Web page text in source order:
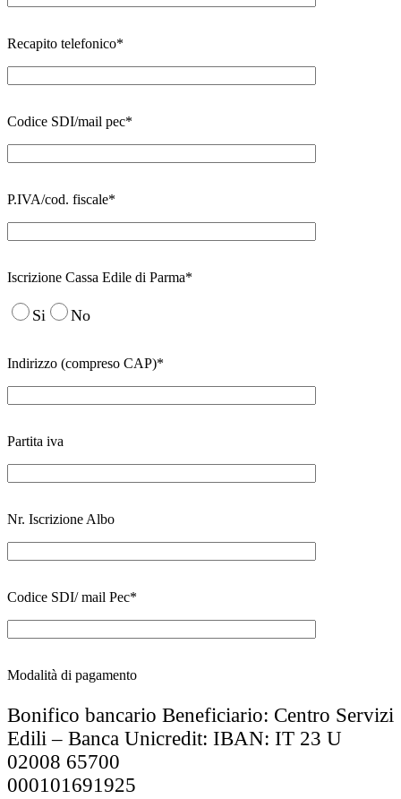
Recapito telefonico*
Codice SDI/mail pec*
P.IVA/cod. fiscale*
Iscrizione Cassa Edile di Parma*
Si No
Indirizzo (compreso CAP)*
Partita iva
Nr. Iscrizione Albo
Codice SDI/ mail Pec*
Modalità di pagamento
Bonifico bancario Beneficiario: Centro Servizi
Edili – Banca Unicredit: IBAN: IT 23 U
02008 65700
000101691925